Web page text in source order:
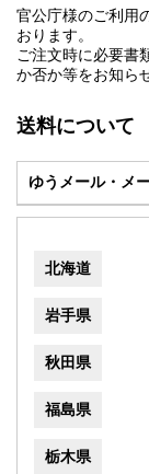
官公庁様のご利用
おります。
ご注文時に必要書
か否か等をお知ら
送料について
ゆうメール・メ
北海道
岩手県
秋田県
福島県
栃木県